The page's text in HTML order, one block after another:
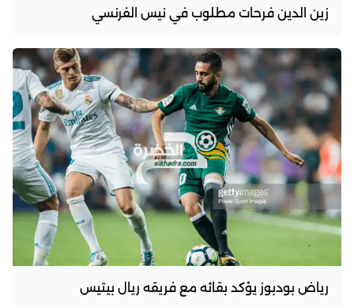
زين الدين فرحات مطلوب في نيس الفرنسي
رياض بودبوز يؤكد بقائه مع فريقه ريال بيتيس